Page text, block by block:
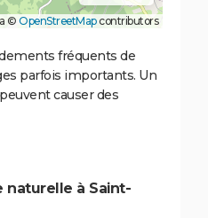
© OpenStreetMapcontributors
fréquents de
parfois importants. Un
causer des
naturelle à Saint-